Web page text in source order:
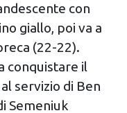
con
giallo, poi va a
(22-22).
conquistare il
servizio di Ben
Semeniuk